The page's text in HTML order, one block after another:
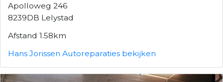
Apolloweg 246
8239DB Lelystad
Afstand 1.58km
Hans Jorissen Autoreparaties bekijken